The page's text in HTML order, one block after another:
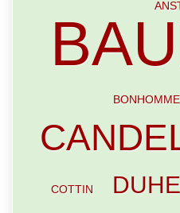
BONHOMME
COTTIN